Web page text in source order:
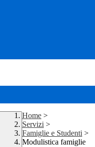
Home >
Servizi >
Famiglie e Studenti >
Modulistica famiglie